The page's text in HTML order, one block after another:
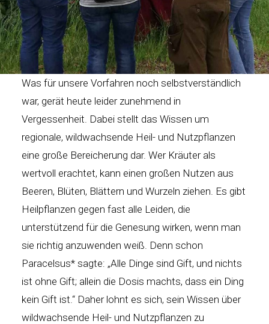
Was für unsere Vorfahren noch selbstverständlich
war, gerät heute leider zunehmend in
Vergessenheit. Dabei stellt das Wissen um
regionale, wildwachsende Heil- und Nutzpflanzen
eine große Bereicherung dar. Wer Kräuter als
wertvoll erachtet, kann einen großen Nutzen aus
Beeren, Blüten, Blättern und Wurzeln ziehen. Es gibt
Heilpflanzen gegen fast alle Leiden, die
unterstützend für die Genesung wirken, wenn man
sie richtig anzuwenden weiß. Denn schon
Paracelsus* sagte: „Alle Dinge sind Gift, und nichts
ist ohne Gift; allein die Dosis machts, dass ein Ding
kein Gift ist.“ Daher lohnt es sich, sein Wissen über
wildwachsende Heil- und Nutzpflanzen zu